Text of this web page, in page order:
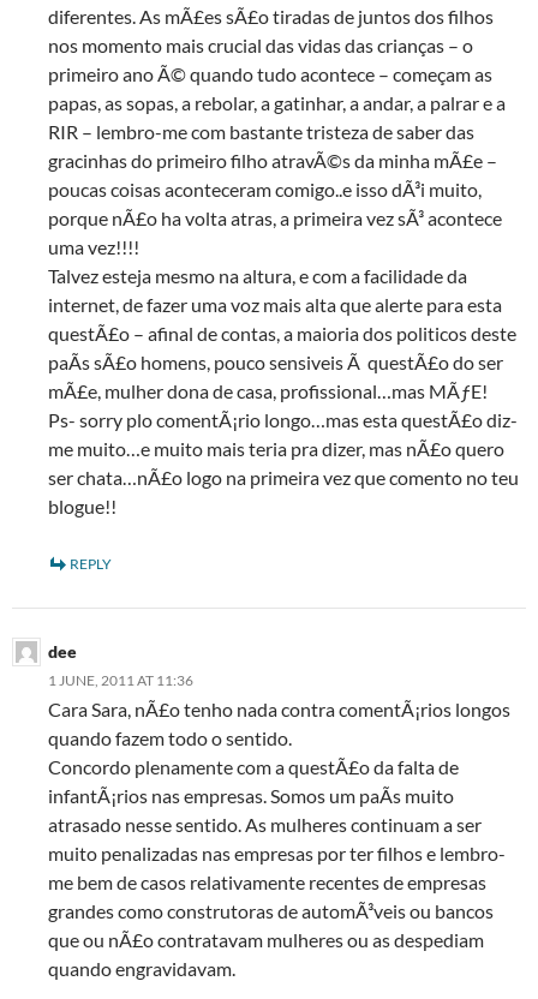
diferentes. As mÃ£es sÃ£o tiradas de juntos dos filhos
nos momento mais crucial das vidas das crianças – o
primeiro ano Ã© quando tudo acontece – começam as
papas, as sopas, a rebolar, a gatinhar, a andar, a palrar e a
RIR – lembro-me com bastante tristeza de saber das
gracinhas do primeiro filho atravÃ©s da minha mÃ£e –
poucas coisas aconteceram comigo..e isso dÃ³i muito,
porque nÃ£o ha volta atras, a primeira vez sÃ³ acontece
uma vez!!!!
Talvez esteja mesmo na altura, e com a facilidade da
internet, de fazer uma voz mais alta que alerte para esta
questÃ£o – afinal de contas, a maioria dos politicos deste
paÃ­s sÃ£o homens, pouco sensiveis Ã questÃ£o do ser
mÃ£e, mulher dona de casa, profissional…mas MÃƒE!
Ps- sorry plo comentÃ¡rio longo…mas esta questÃ£o diz-
me muito…e muito mais teria pra dizer, mas nÃ£o quero
ser chata…nÃ£o logo na primeira vez que comento no teu
blogue!!
REPLY
dee
1 JUNE, 2011 AT 11:36
Cara Sara, nÃ£o tenho nada contra comentÃ¡rios longos
quando fazem todo o sentido.
Concordo plenamente com a questÃ£o da falta de
infantÃ¡rios nas empresas. Somos um paÃ­s muito
atrasado nesse sentido. As mulheres continuam a ser
muito penalizadas nas empresas por ter filhos e lembro-
me bem de casos relativamente recentes de empresas
grandes como construtoras de automÃ³veis ou bancos
que ou nÃ£o contratavam mulheres ou as despediam
quando engravidavam.